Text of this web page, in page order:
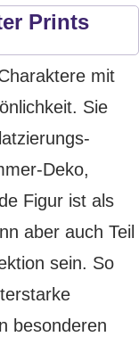
Prints
mit
Sie
Deko,
Figur ist als
aber auch Teil
sein. So
besonderen